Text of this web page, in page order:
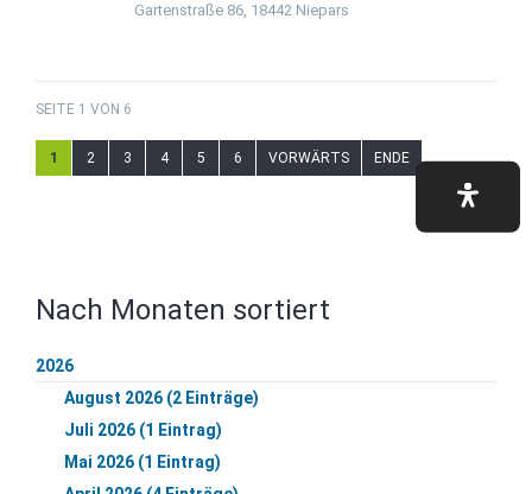
Gartenstraße 86, 18442 Niepars
SEITE 1 VON 6
1 2 3 4 5 6 VORWÄRTS ENDE
Nach Monaten sortiert
2026
August 2026 (2 Einträge)
Juli 2026 (1 Eintrag)
Mai 2026 (1 Eintrag)